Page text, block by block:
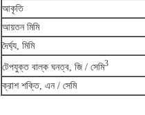
আকৃতি
আয়তন মিমি
দৈর্ঘ্য, মিমি
টেপযুক্ত বাল্ক ঘনত্ব, জি / সেমি3
ক্রাশ শক্তি, এন / সেমি